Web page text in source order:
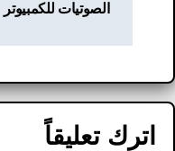
الصوتيات للكمبيوتر
اترك تعليقاً